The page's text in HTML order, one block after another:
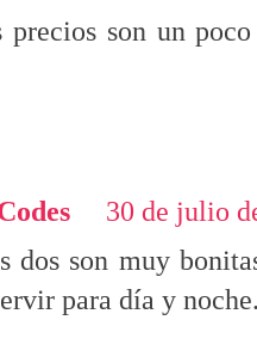
son un
30 de julio
dos son muy
para día y